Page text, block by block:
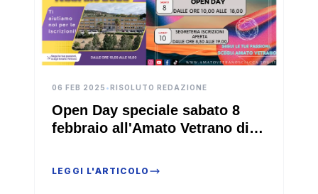
06 FEB 2025 • RISOLUTO REDAZIONE
Open Day speciale sabato 8
febbraio all'Amato Vetrano di
LEGGI L'ARTICOLO